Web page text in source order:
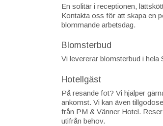
En solitär i receptionen,
Kontakta oss för att skapa en
blommande arbetsdag.
Blomsterbud
Vi levererar blomsterbud i
Hotellgäst
På resande fot? Vi hjälper
ankomst. Vi kan även
från PM & Vänner Hotel.
utifrån behov.